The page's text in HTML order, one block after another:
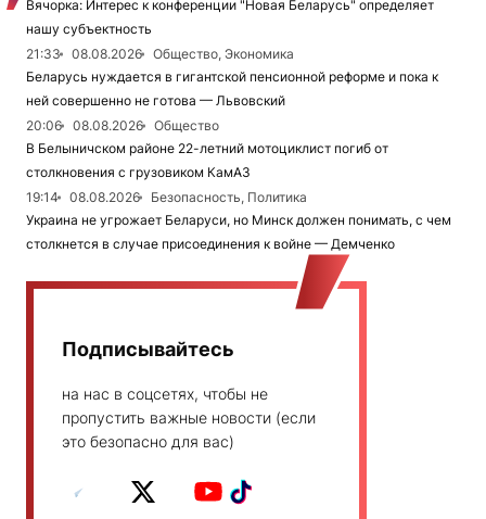
Вячорка: Интерес к конференции "Новая Беларусь" определяет
нашу субъектность
21:33
08.08.2026
Общество, Экономика
Беларусь нуждается в гигантской пенсионной реформе и пока к
ней совершенно не готова — Львовский
20:06
08.08.2026
Общество
В Белыничском районе 22-летний мотоциклист погиб от
столкновения с грузовиком КамАЗ
19:14
08.08.2026
Безопасность, Политика
Украина не угрожает Беларуси, но Минск должен понимать, с чем
столкнется в случае присоединения к войне — Демченко
Подписывайтесь
на нас в соцсетях, чтобы не
пропустить важные новости (если
это безопасно для вас)